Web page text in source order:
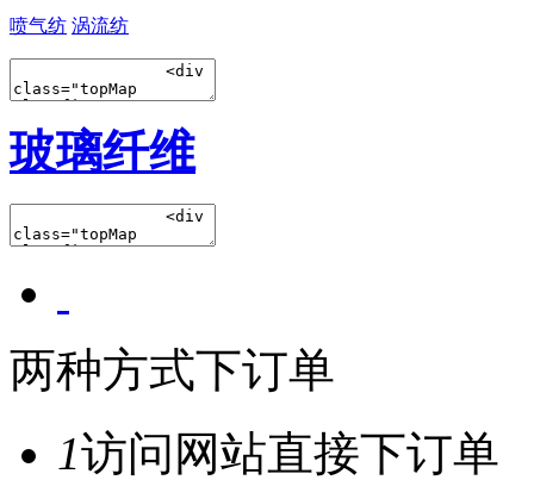
喷气纺 涡流纺
玻璃纤维
两种方式下订单
1访问网站直接下订单